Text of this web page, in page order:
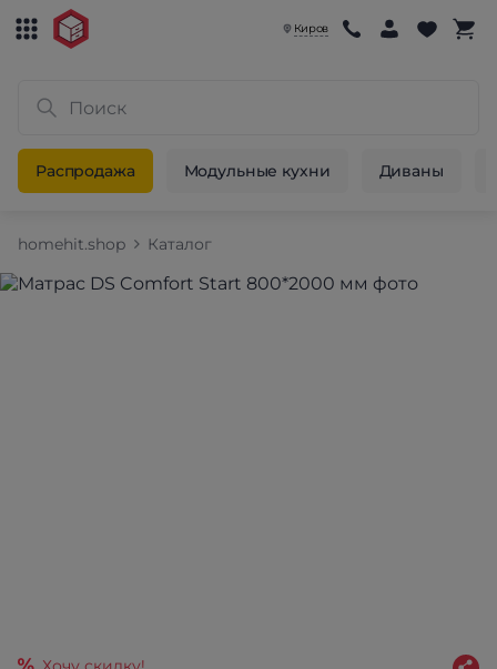
Киров
Распродажа Модульные кухни Диваны
homehit.shop Каталог